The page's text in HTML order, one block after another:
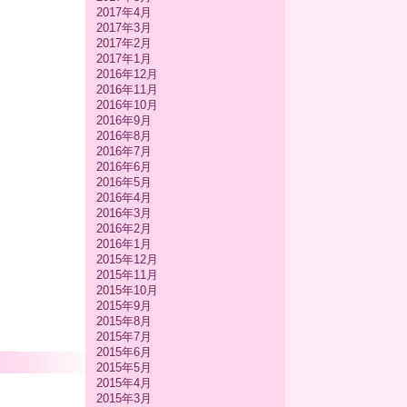
2017年4月
2017年3月
2017年2月
2017年1月
2016年12月
2016年11月
2016年10月
2016年9月
2016年8月
2016年7月
2016年6月
2016年5月
2016年4月
2016年3月
2016年2月
2016年1月
2015年12月
2015年11月
2015年10月
2015年9月
2015年8月
2015年7月
2015年6月
2015年5月
2015年4月
2015年3月